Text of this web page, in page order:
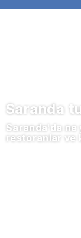
Saranda
Saranda'da ne
restoranlar ve